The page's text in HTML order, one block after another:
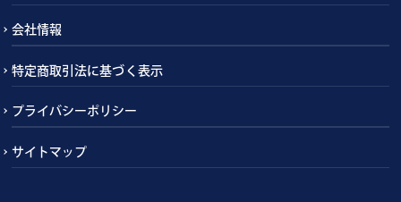
会社情報
特定商取引法に基づく表示
プライバシーポリシー
サイトマップ